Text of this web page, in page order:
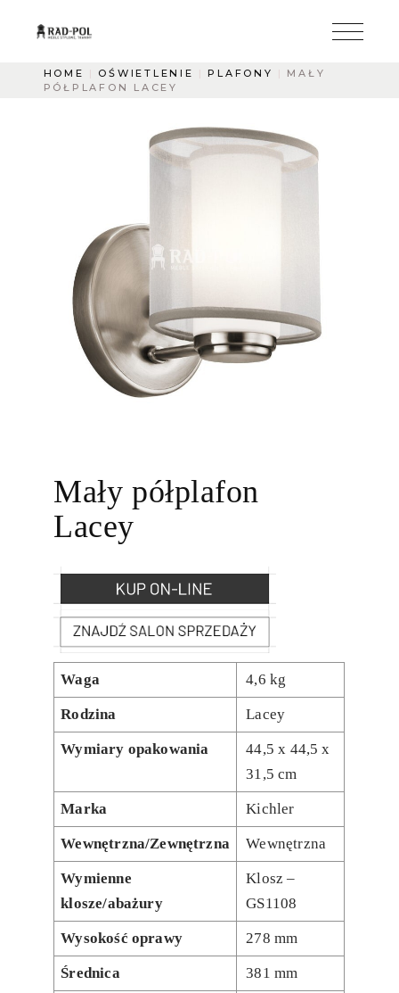
HOME OŚWIETLENIE PLAFONY
MAŁY
PÓŁPLAFON LACEY
Mały półplafon
Lacey
Waga 4,6 kg
Rodzina Lacey
Wymiary opakowania
44,5 x 44,5 x
31,5 cm
Marka Kichler
Wewnętrzna/Zewnętrzna Wewnętrzna
Wymienne
klosze/abażury
Klosz –
GS1108
Wysokość oprawy 278 mm
Średnica 381 mm